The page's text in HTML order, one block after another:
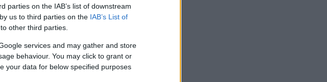
parties on the IAB’s list of downstream
us to third parties on the IAB’s List of
other third parties.
services and may gather and store
behaviour. You may click to grant or
your data for below specified purposes